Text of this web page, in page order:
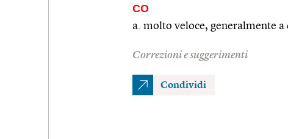
CO
a. molto veloce, generalmente a
Correzioni e suggerimenti
Condividi